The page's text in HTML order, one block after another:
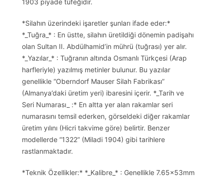
*Silahın üzerindeki işaretler şunları ifade eder:*
*_Tuğra_* : En üstte, silahın üretildiği dönemin padişahı
olan Sultan II. Abdülhamid’in mührü (tuğrası) yer alır.
*_Yazılar_* : Tuğranın altında Osmanlı Türkçesi (Arap
harfleriyle) yazılmış metinler bulunur. Bu yazılar
genellikle “Oberndorf Mauser Silah Fabrikası”
(Almanya’daki üretim yeri) ibaresini içerir. *_Tarih ve
Seri Numarası_ :* En altta yer alan rakamlar seri
numarasını temsil ederken, görseldeki diğer rakamlar
üretim yılını (Hicri takvime göre) belirtir. Benzer
modellerde “1322” (Miladi 1904) gibi tarihlere
rastlanmaktadır.
*Teknik Özellikler:* *_Kalibre_* : Genellikle 7.65x53mm